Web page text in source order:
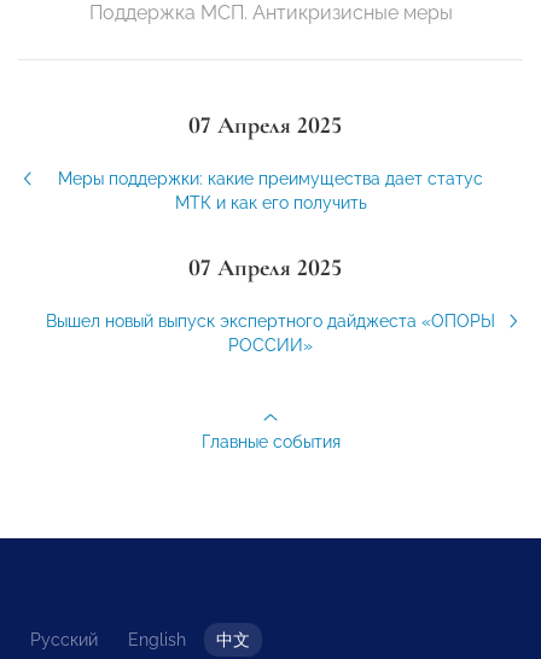
Поддержка МСП. Антикризисные меры
07 Апреля 2025
Меры поддержки: какие преимущества дает статус
МТК и как его получить
07 Апреля 2025
Вышел новый выпуск экспертного дайджеста «ОПОРЫ
РОССИИ»
Главные события
Русский English 中文